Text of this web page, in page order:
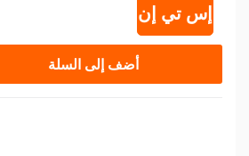
إس تي إن
أضف إلى السلة